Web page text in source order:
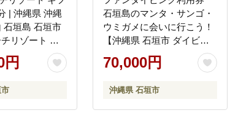
| 沖縄県 沖縄
石垣島 石垣市
リゾート 宿
行 リゾート ホ
宿泊補助券 観
円
石垣島のマンタ・サンゴ・
ウミガメに会いに行こう！
【沖縄県 石垣市 ダイビン
グ 利用券 海 ダイバー マン
タ 珊瑚 ウミガメ 旅行】
70,000円
沖縄県 石垣市